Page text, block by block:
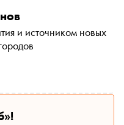
и источником новых